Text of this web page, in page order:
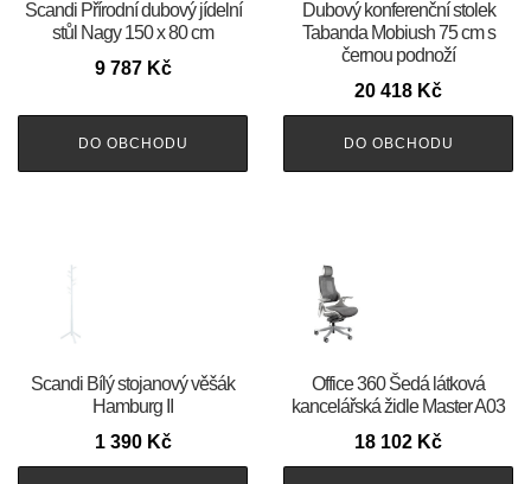
Scandi Přírodní dubový jídelní
stůl Nagy 150 x 80 cm
9 787 Kč
DO OBCHODU
Dubový konferenční stolek
Tabanda Mobiush 75 cm s
černou podnoží
20 418 Kč
DO OBCHODU
Scandi Bílý stojanový věšák
Hamburg II
1 390 Kč
Office 360 Šedá látková
kancelářská židle Master A03
18 102 Kč